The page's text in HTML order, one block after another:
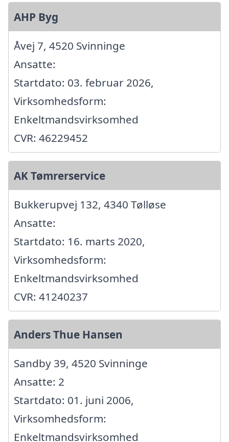
AHP Byg
Åvej 7, 4520 Svinninge
Ansatte:
Startdato: 03. februar 2026,
Virksomhedsform:
Enkeltmandsvirksomhed
CVR: 46229452
AK Tømrerservice
Bukkerupvej 132, 4340 Tølløse
Ansatte:
Startdato: 16. marts 2020,
Virksomhedsform:
Enkeltmandsvirksomhed
CVR: 41240237
Anders Thue Hansen
Sandby 39, 4520 Svinninge
Ansatte: 2
Startdato: 01. juni 2006,
Virksomhedsform:
Enkeltmandsvirksomhed